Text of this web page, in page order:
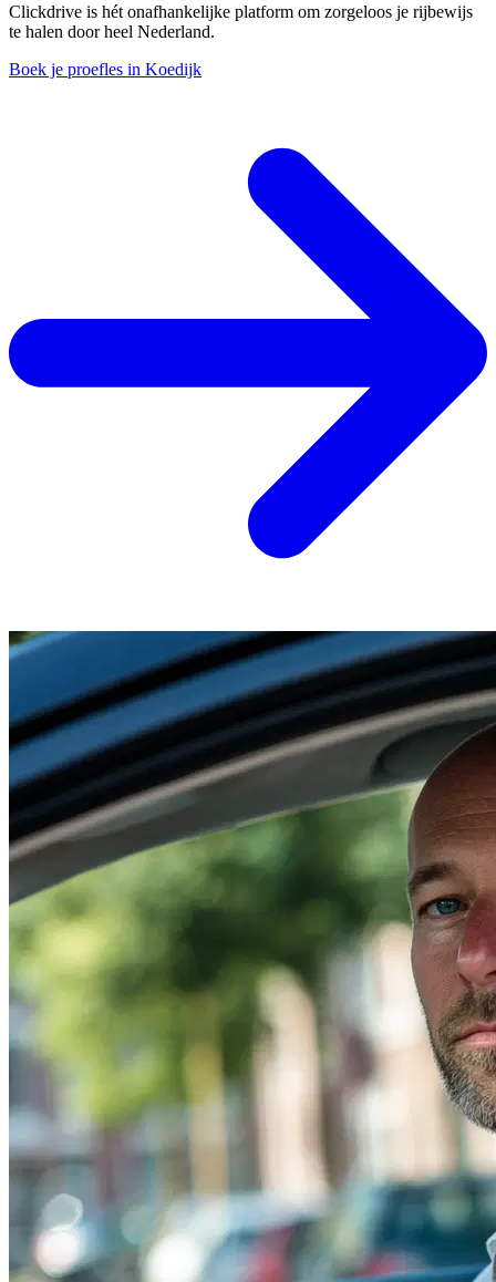
Clickdrive is hét onafhankelijke platform om zorgeloos je rijbewijs
te halen door heel Nederland.
Boek je proefles in Koedijk